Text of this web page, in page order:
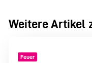
Weitere Artikel
Feuer